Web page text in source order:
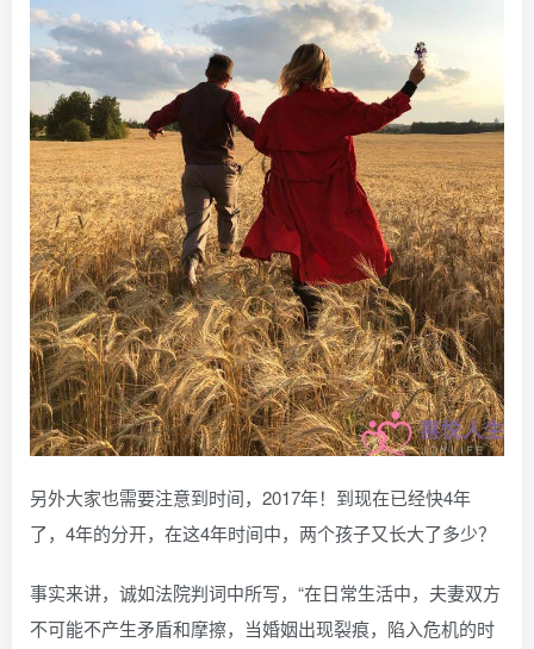
另外大家也需要注意到时间，2017年！到现在已经快4年
了，4年的分开，在这4年时间中，两个孩子又长大了多少？
事实来讲，诚如法院判词中所写，“在日常生活中，夫妻双方
不可能不产生矛盾和摩擦，当婚姻出现裂痕，陷入危机的时